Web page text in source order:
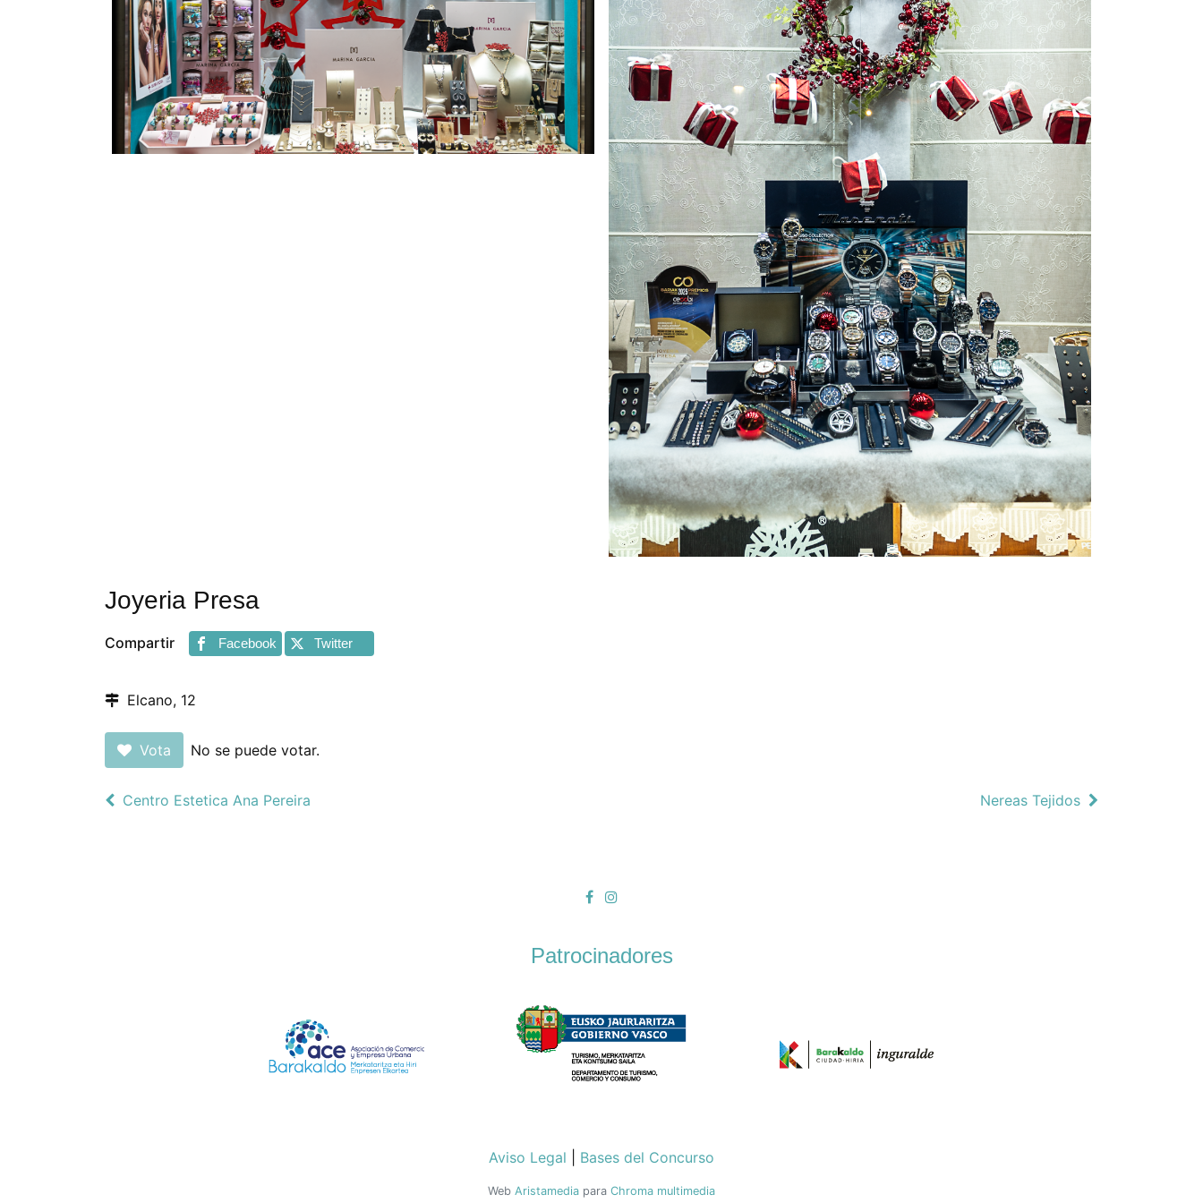
Joyeria Presa
Compartir Facebook Twitter
Elcano, 12
Vota No se puede votar.
Centro Estetica Ana Pereira Nereas Tejidos
Patrocinadores
Aviso Legal Bases del Concurso
Web Aristamedia para Chroma multimedia